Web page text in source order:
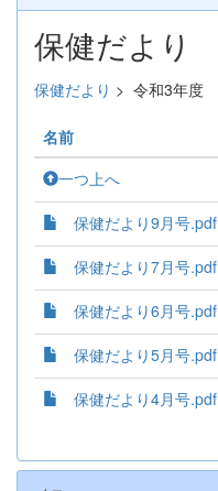
保健だより
保健だより > 令和3年度
名前
一つ上へ
保健だより9月号.pdf
保健だより7月号.pdf
保健だより6月号.pdf
保健だより5月号.pdf
保健だより4月号.pdf